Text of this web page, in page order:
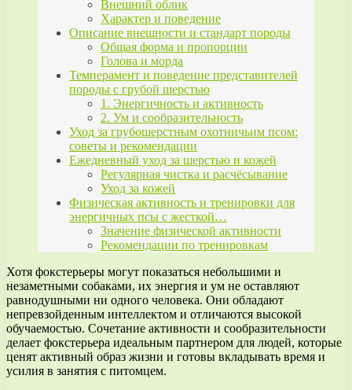
Внешний облик
Характер и поведение
Описание внешности и стандарт породы
Общая форма и пропорции
Голова и морда
Темперамент и поведение представителей
породы с грубой шерстью
1. Энергичность и активность
2. Ум и сообразительность
Уход за грубошерстным охотничьим псом:
советы и рекомендации
Ежедневный уход за шерстью и кожей
Регулярная чистка и расчёсывание
Уход за кожей
Физическая активность и тренировки для
энергичных псы с жесткой…
Значение физической активности
Рекомендации по тренировкам
Хотя фокстерьеры могут показаться небольшими и
незаметными собаками, их энергия и ум не оставляют
равнодушными ни одного человека. Они обладают
непревзойденным интеллектом и отличаются высокой
обучаемостью. Сочетание активности и сообразительности
делает фокстерьера идеальным партнером для людей, которые
ценят активный образ жизни и готовы вкладывать время и
усилия в занятия с питомцем.